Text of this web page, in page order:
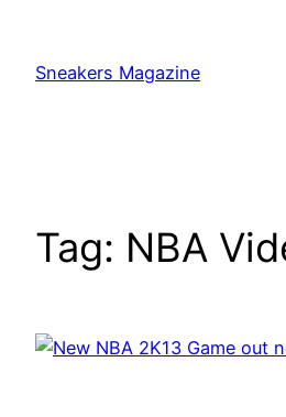
content
Sneakers Magazine
Tag: NBA